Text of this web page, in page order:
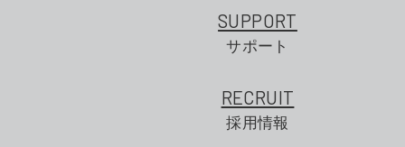
SUPPORT
サポート
RECRUIT
採用情報